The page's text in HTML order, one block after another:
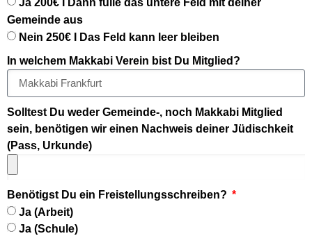
Ja 200€ I Dann fülle das untere Feld mit deiner
Gemeinde aus
Nein 250€ I Das Feld kann leer bleiben
In welchem Makkabi Verein bist Du Mitglied?
Solltest Du weder Gemeinde-, noch Makkabi Mitglied
sein, benötigen wir einen Nachweis deiner Jüdischkeit
(Pass, Urkunde)
Benötigst Du ein Freistellungsschreiben?
Ja (Arbeit)
Ja (Schule)